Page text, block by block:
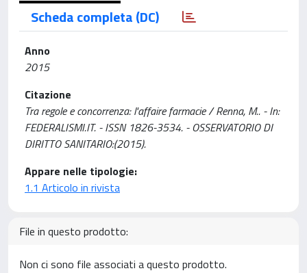
Scheda completa (DC)
Anno
2015
Citazione
Tra regole e concorrenza: l'affaire farmacie / Renna, M.. - In:
FEDERALISMI.IT. - ISSN 1826-3534. - OSSERVATORIO DI
DIRITTO SANITARIO:(2015).
Appare nelle tipologie:
1.1 Articolo in rivista
File in questo prodotto:
Non ci sono file associati a questo prodotto.